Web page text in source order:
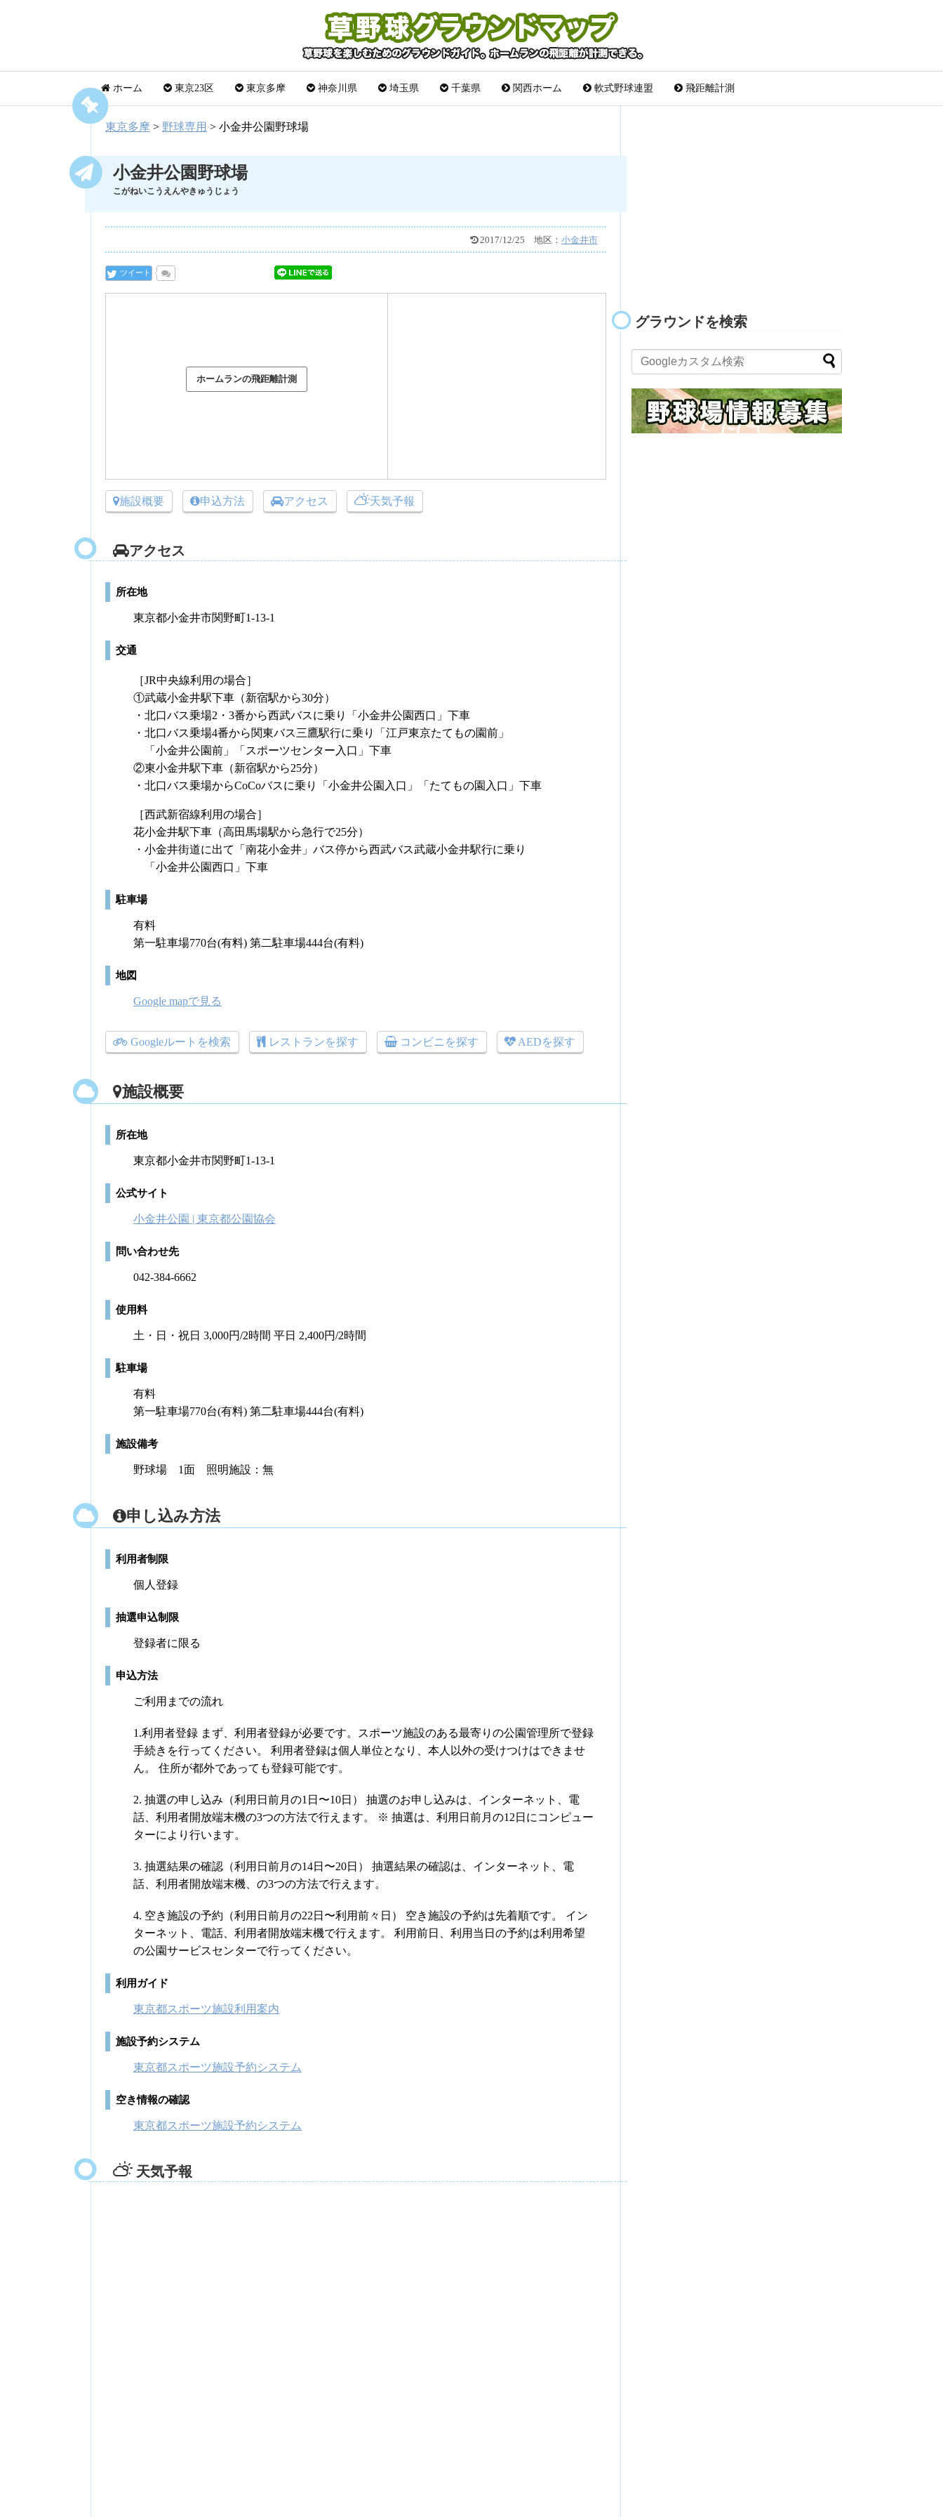
ホーム 東京23区 東京多摩 神奈川県 埼玉県 千葉県 関西ホーム 軟式野球連盟 飛距離計測
東京多摩 > 野球専用 > 小金井公園野球場
小金井公園野球場
こがねいこうえんやきゅうじょう
2017/12/25 地区： 小金井市
ツイート
施設概要 申込方法 アクセス 天気予報
アクセス
所在地
東京都小金井市関野町1-13-1
交通
［JR中央線利用の場合］
①武蔵小金井駅下車（新宿駅から30分）
・北口バス乗場2・3番から西武バスに乗り「小金井公園西口」下車
・北口バス乗場4番から関東バス三鷹駅行に乗り「江戸東京たてもの園前」
「小金井公園前」「スポーツセンター入口」下車
②東小金井駅下車（新宿駅から25分）
・北口バス乗場からCoCoバスに乗り「小金井公園入口」「たてもの園入口」下車
［西武新宿線利用の場合］
花小金井駅下車（高田馬場駅から急行で25分）
・小金井街道に出て「南花小金井」バス停から西武バス武蔵小金井駅行に乗り
「小金井公園西口」下車
駐車場
有料
第一駐車場770台(有料) 第二駐車場444台(有料)
地図
Google mapで見る
Googleルートを検索 レストランを探す コンビニを探す AEDを探す
施設概要
所在地
東京都小金井市関野町1-13-1
公式サイト
小金井公園 | 東京都公園協会
問い合わせ先
042-384-6662
使用料
土・日・祝日 3,000円/2時間 平日 2,400円/2時間
駐車場
有料
第一駐車場770台(有料) 第二駐車場444台(有料)
施設備考
野球場 1面 照明施設：無
申し込み方法
利用者制限
個人登録
抽選申込制限
登録者に限る
申込方法
ご利用までの流れ
1.利用者登録 まず、利用者登録が必要です。スポーツ施設のある最寄りの公園管理所で登録
手続きを行ってください。 利用者登録は個人単位となり、本人以外の受けつけはできませ
ん。 住所が都外であっても登録可能です。
2. 抽選の申し込み（利用日前月の1日〜10日） 抽選のお申し込みは、インターネット、電
話、利用者開放端末機の3つの方法で行えます。 ※ 抽選は、利用日前月の12日にコンピュー
ターにより行います。
3. 抽選結果の確認（利用日前月の14日〜20日） 抽選結果の確認は、インターネット、電
話、利用者開放端末機、の3つの方法で行えます。
4. 空き施設の予約（利用日前月の22日〜利用前々日） 空き施設の予約は先着順です。 イン
ターネット、電話、利用者開放端末機で行えます。 利用前日、利用当日の予約は利用希望
の公園サービスセンターで行ってください。
利用ガイド
東京都スポーツ施設利用案内
施設予約システム
東京都スポーツ施設予約システム
空き情報の確認
東京都スポーツ施設予約システム
天気予報
グラウンドを検索